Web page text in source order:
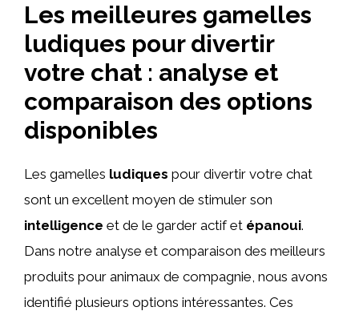
Les meilleures gamelles
ludiques pour divertir
votre chat : analyse et
comparaison des options
disponibles
Les gamelles ludiques pour divertir votre chat
sont un excellent moyen de stimuler son
intelligence et de le garder actif et épanoui.
Dans notre analyse et comparaison des meilleurs
produits pour animaux de compagnie, nous avons
identifié plusieurs options intéressantes. Ces